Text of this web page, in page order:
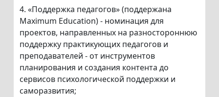
4. «Поддержка педагогов» (поддержана
Maximum Education) - номинация для
проектов, направленных на разностороннюю
поддержку практикующих педагогов и
преподавателей - от инструментов
планирования и создания контента до
сервисов психологической поддержки и
саморазвития;